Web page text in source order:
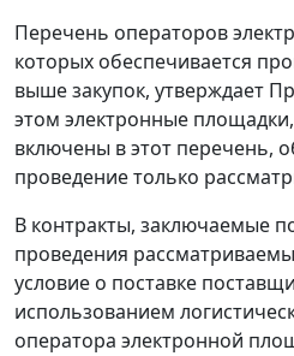
Перечень операторов
которых обеспечивается
выше закупок, утверждает
этом электронные
включены в этот перечень,
проведение только
В контракты, заключаемые
проведения
условие о поставке
использованием
оператора электронной